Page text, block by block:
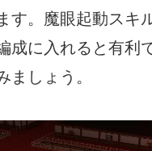
す。魔眼起動スキ
成に入れると有利
ましょう。